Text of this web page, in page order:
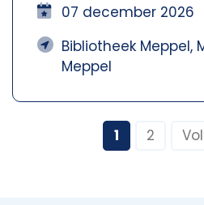
Meppel
07 december 2026
Bibliotheek Meppel,
Meppel
1 2